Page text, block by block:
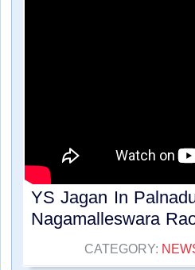
YS Jagan In
Nagamalleswara
CATEGORY: